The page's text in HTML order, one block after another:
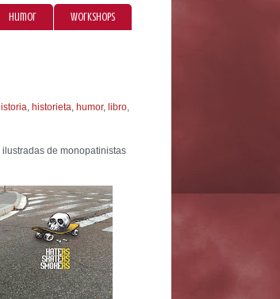
humor workshops
historieta humor, libro
de monopatinistas